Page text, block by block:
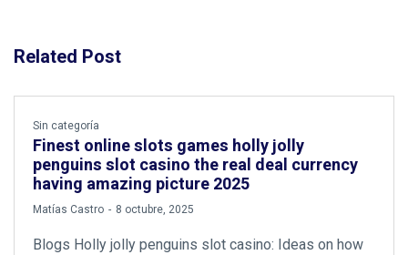
Related Post
Sin categoría
Finest online slots games holly jolly
penguins slot casino the real deal currency
having amazing picture 2025
by
Matías Castro 8 octubre, 2025
Blogs Holly jolly penguins slot casino: Ideas on how